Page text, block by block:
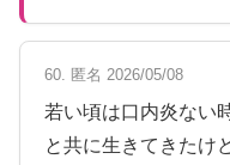
60. 匿名 2026/05/08
若い頃は口内炎ない
と共に生きてきたけ